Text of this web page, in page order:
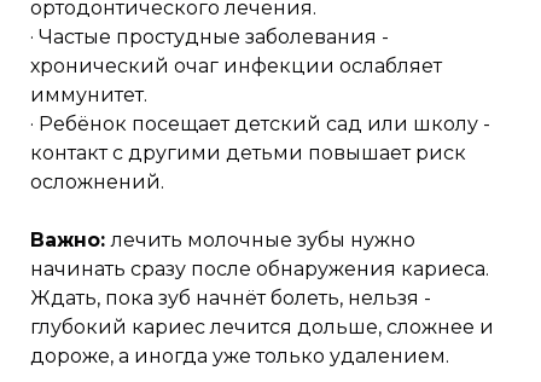
ортодонтического лечения.
· Частые простудные заболевания -
хронический очаг инфекции ослабляет
иммунитет.
· Ребёнок посещает детский сад или школу -
контакт с другими детьми повышает риск
осложнений.
Важно:лечить молочные зубы нужно
начинать сразу после обнаружения кариеса.
Ждать, пока зуб начнёт болеть, нельзя -
глубокий кариес лечится дольше, сложнее и
дороже, а иногда уже только удалением.